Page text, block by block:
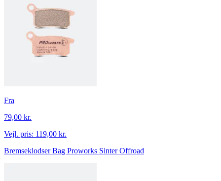
Fra
79,00 kr.
Vejl. pris: 119,00 kr.
Bremseklodser Bag Proworks Sinter Offroad